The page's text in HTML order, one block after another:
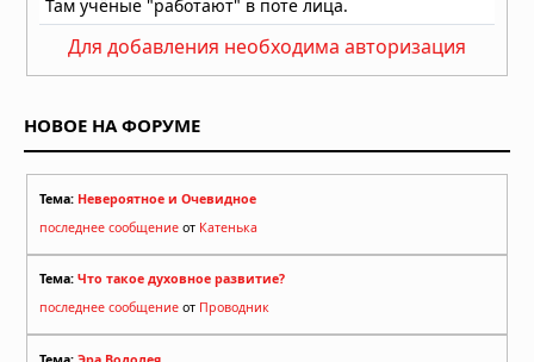
Для добавления необходима авторизация
НОВОЕ НА ФОРУМЕ
Тема: Невероятное и Очевидное
последнее сообщение от Катенька
Тема: Что такое духовное развитие?
последнее сообщение от Проводник